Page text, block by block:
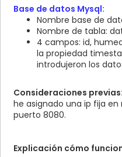
sr += "</html>";
Serial.print(sr);
has_request =
</head>
body
>
$humedad =$_POST [
$temperatura = $_POST
if (!isset($humedad
echo"Datos no
else
{
include("conex.php"
{
echo"<p
Base de datos Mysql:
Nombre base de
Nombre de tabla:
4 campos: id,
la propiedad
introdujeron los
Consideraciones previas:
he asignado una ip fija en
puerto 8080.
Explicación cómo